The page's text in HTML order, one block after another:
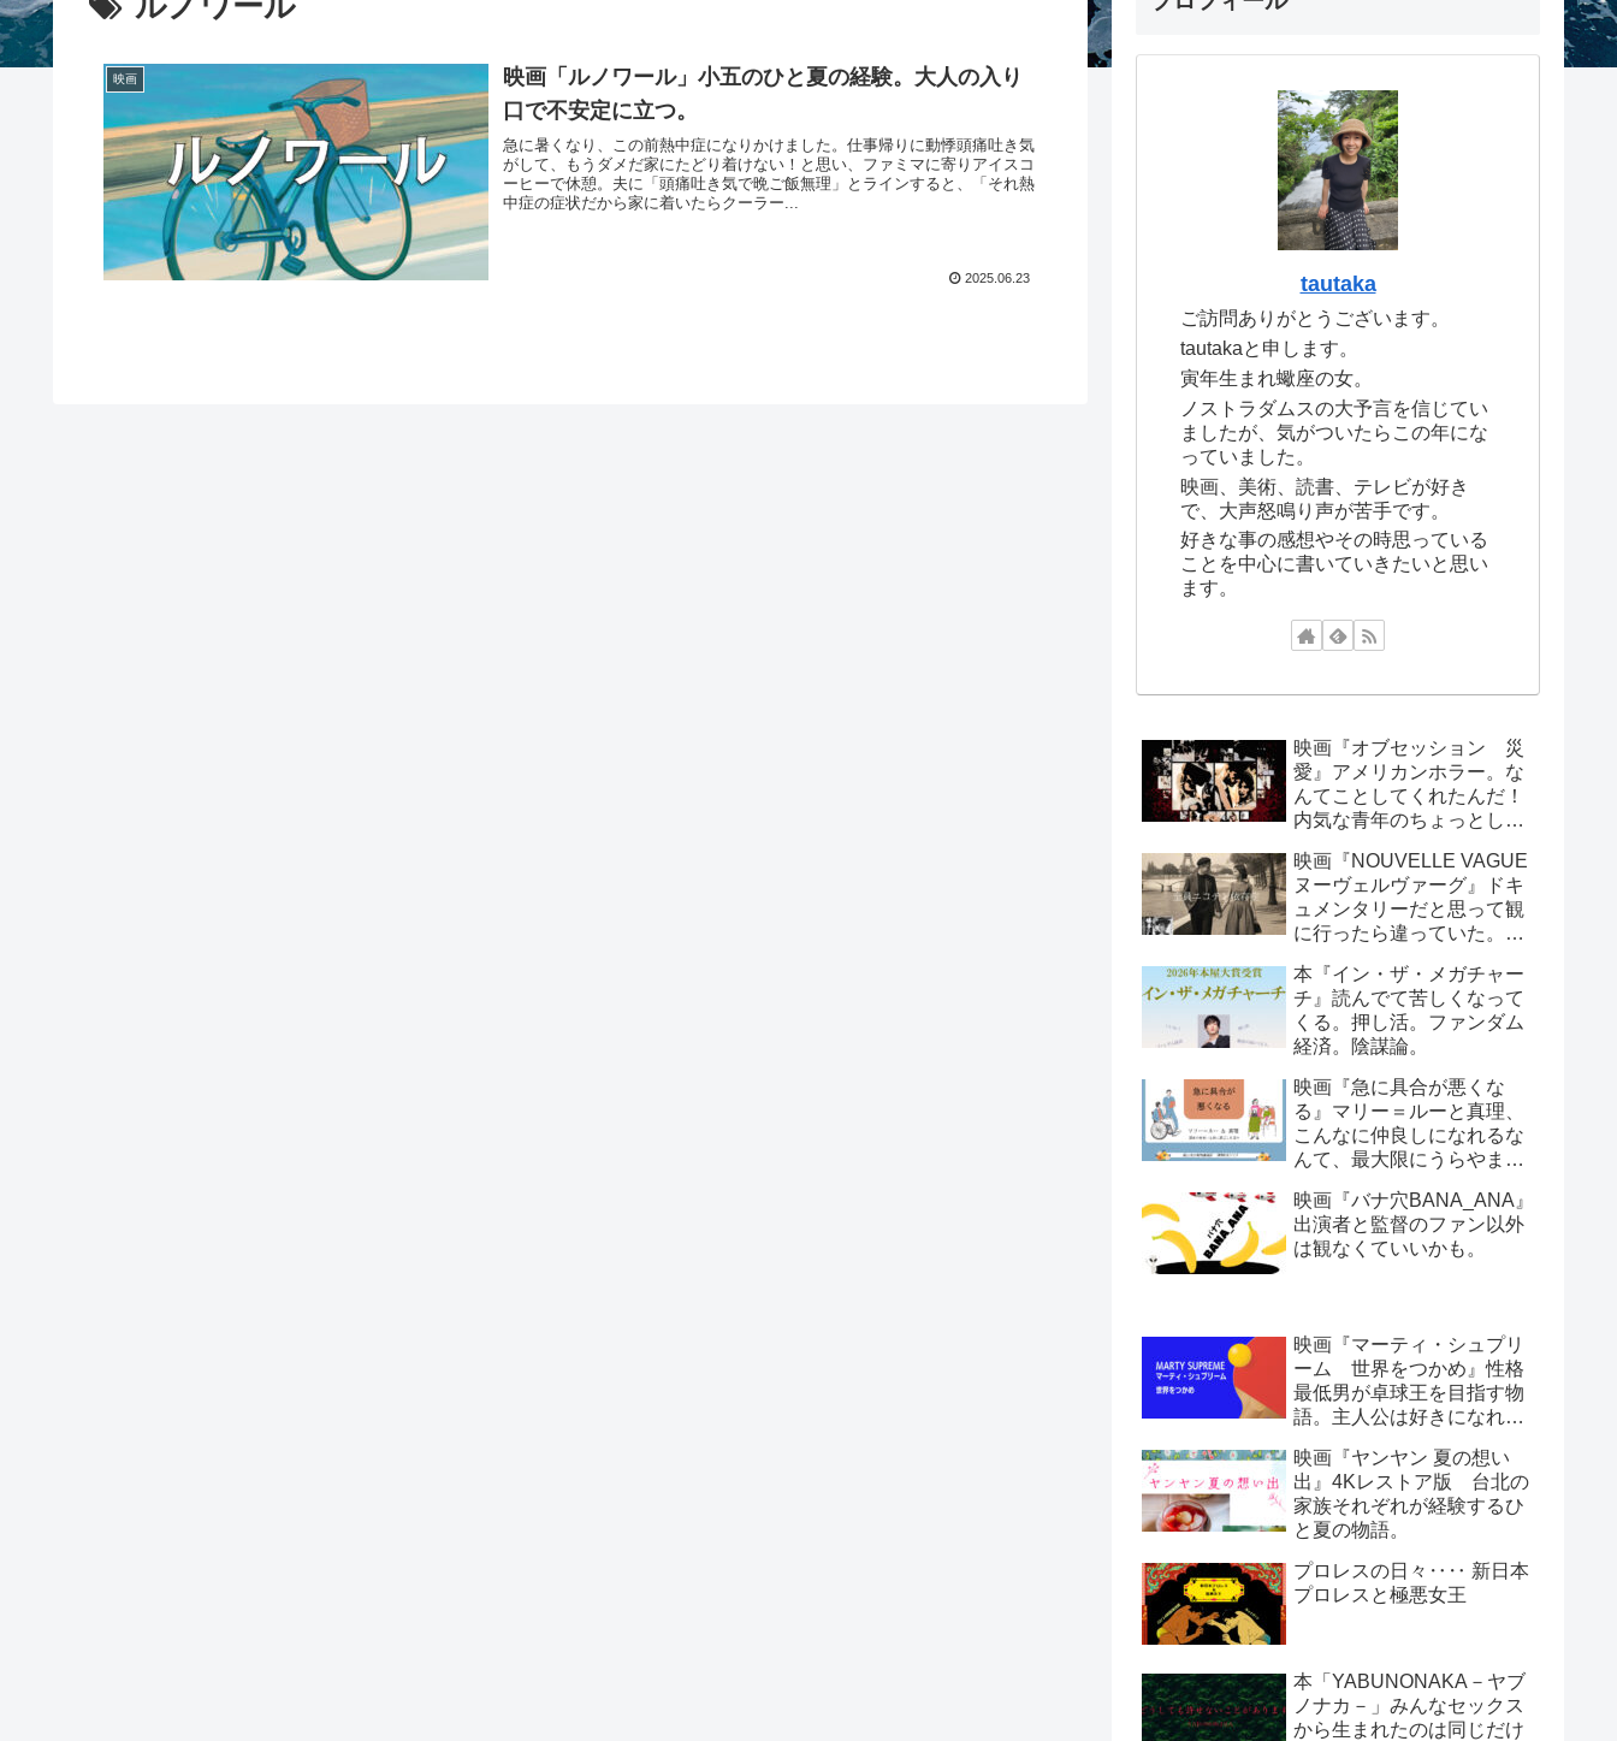
映画
映画「ルノワール」小五のひと夏の経験。大人の入り
口で不安定に立つ。
急に暑くなり、この前熱中症になりかけました。仕事帰りに動悸頭痛吐き気
がして、もうダメだ家にたどり着けない！と思い、ファミマに寄りアイスコ
ーヒーで休憩。夫に「頭痛吐き気で晩ご飯無理」とラインすると、「それ熱
中症の症状だから家に着いたらクーラー...
2025.06.23 tautaka
ご訪問ありがとうございます。
tautakaと申します。
寅年生まれ蠍座の女。
ノストラダムスの大予言を信じてい
ましたが、気がついたらこの年にな
っていました。
映画、美術、読書、テレビが好き
で、大声怒鳴り声が苦手です。
好きな事の感想やその時思っている
ことを中心に書いていきたいと思い
ます。
映画『オブセッション 災
愛』アメリカンホラー。な
んてことしてくれたんだ！
内気な青年のちょっとした
えるシーンもあります。
映画『NOUVELLE VAGUE
ヌーヴェルヴァーグ』ドキ
ュメンタリーだと思って観
に行ったら違っていた。こ
の？と思っていたら世紀の
傑作が出来たという、すご
い話し。
本『イン・ザ・メガチャー
チ』読んでて苦しくなって
くる。押し活。ファンダム
経済。陰謀論。
映画『急に具合が悪くな
る』マリー＝ルーと真理、
こんなに仲良しになれるな
んて、最大限にうらやまし
哲学と文化人類学。ほぼ会
話劇です。
映画『バナ穴BANA_ANA』
出演者と監督のファン以外
は観なくていいかも。
映画『マーティ・シュプリ
ーム 世界をつかめ』性格
最低男が卓球王を目指す物
語。主人公は好きになれな
映画『ヤンヤン 夏の想い
出』4Kレストア版 台北の
家族それぞれが経験するひ
と夏の物語。
プロレスの日々‥‥ 新日本
プロレスと極悪女王
本「YABUNONAKA－ヤブ
ノナカ－」みんなセックス
から生まれたのは同じだけ